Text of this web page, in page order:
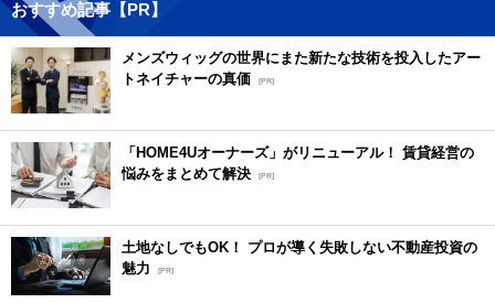
おすすめ記事【PR】
メンズウィッグの世界にまた新たな技術を投入したアー
トネイチャーの真価
[PR]
「HOME4Uオーナーズ」がリニューアル！ 賃貸経営の
悩みをまとめて解決 [PR]
土地なしでもOK！ プロが導く失敗しない不動産投資の
魅力
[PR]